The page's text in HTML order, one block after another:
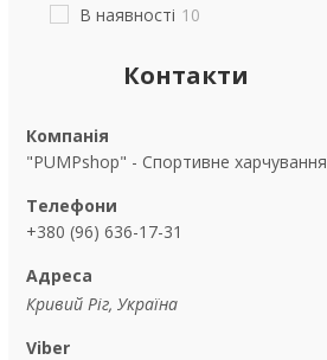
В наявності 10
Контакти
"PUMPshop" - Спортивне харчування
+380 (96) 636-17-31
Кривий Ріг, Україна